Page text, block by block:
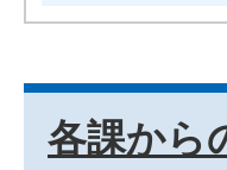
各課から